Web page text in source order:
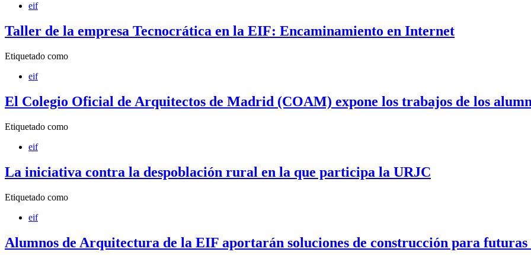
eif
Taller de la empresa Tecnocrática en la EIF: Encaminamiento en Internet
Etiquetado como
eif
El Colegio Oficial de Arquitectos de Madrid (COAM) expone los trabajos de los
Etiquetado como
eif
La iniciativa contra la despoblación rural en la que participa la URJC
Etiquetado como
eif
Alumnos de Arquitectura de la EIF aportarán soluciones de construcción para